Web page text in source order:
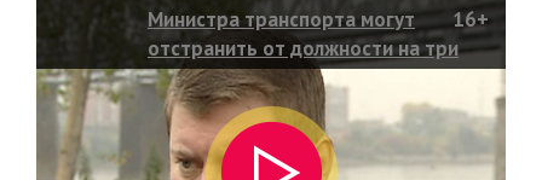
Министра транспорта могут
отстранить от должности на три
года
16+